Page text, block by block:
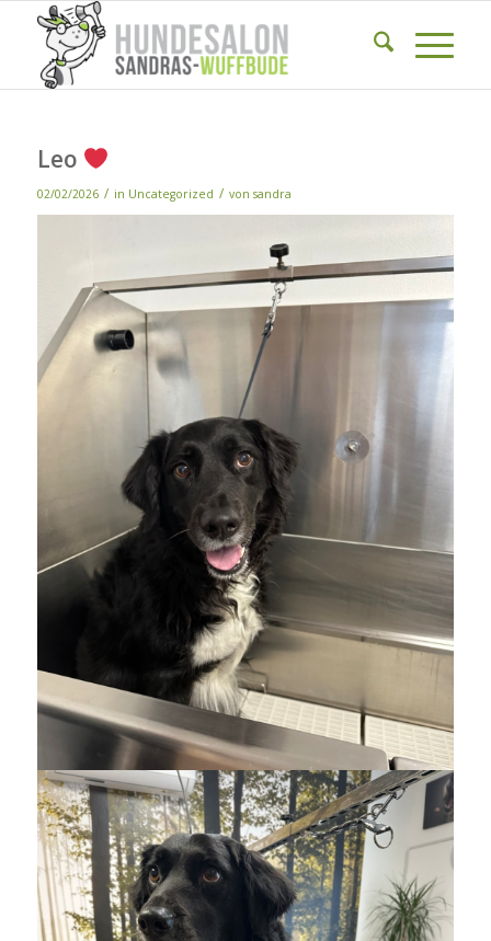
Leo
02/02/2026 / in Uncategorized / von sandra